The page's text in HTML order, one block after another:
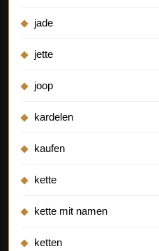
jade
jette
joop
kardelen
kaufen
kette
kette mit namen
ketten